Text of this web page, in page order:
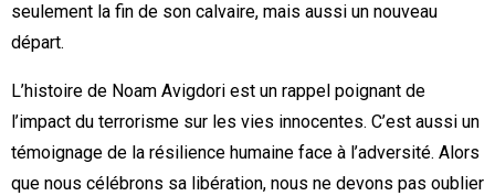
seulement la fin de son calvaire, mais aussi un nouveau
départ.
L’histoire de Noam Avigdori est un rappel poignant de
l’impact du terrorisme sur les vies innocentes. C’est aussi un
témoignage de la résilience humaine face à l’adversité. Alors
que nous célébrons sa libération, nous ne devons pas oublier